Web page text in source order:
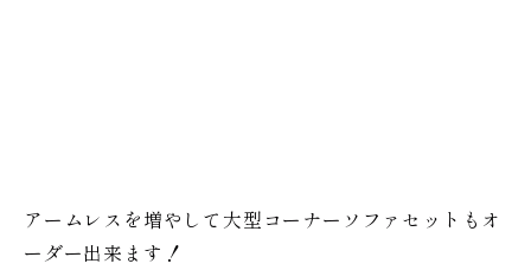
アームレスを増やして大型コーナーソファセットもオ
ーダー出来ます！